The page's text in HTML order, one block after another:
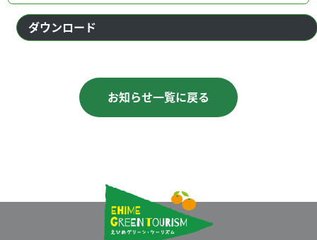
ダウンロード
お知らせ一覧に戻る